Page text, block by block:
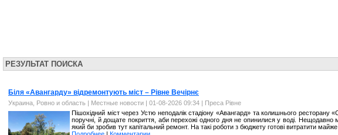
РЕЗУЛЬТАТ ПОИСКА
Біля «Авангарду» відремонтують міст – Рівне Вечірнє
Украина, Ровно и область | Местные новости | 01-08-2026 09:34 | Преса Рівне
Пішохідний міст через Устю неподалік стадіону «Авангард» та колишнього ресторану
поручні, й дощате покриття, аби перехожі одного дня не опинилися у воді. Нещодавно
який би зробив тут капітальний ремонт. На такі роботи з бюджету готові витратити